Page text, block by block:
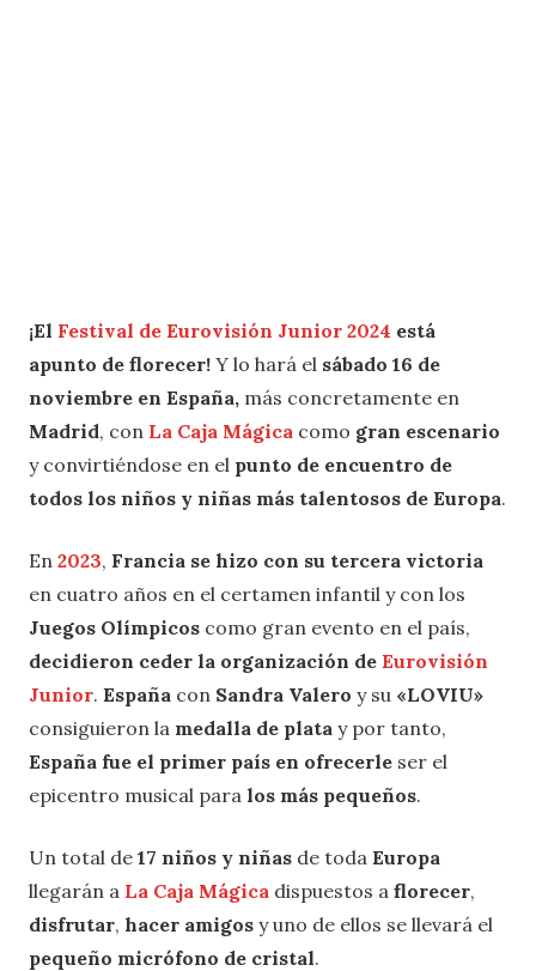
¡El Festival de Eurovisión Junior 2024 está
apunto de florecer! Y lo hará el sábado 16 de
noviembre en España, más concretamente en
Madrid, con La Caja Mágica como gran escenario
y convirtiéndose en el punto de encuentro de
todos los niños y niñas más talentosos de Europa.
En 2023, Francia se hizo con su tercera victoria
en cuatro años en el certamen infantil y con los
Juegos Olímpicos como gran evento en el país,
decidieron ceder la organización de Eurovisión
Junior. España con Sandra Valero y su «LOVIU»
consiguieron la medalla de plata y por tanto,
España fue el primer país en ofrecerle ser el
epicentro musical para los más pequeños.
Un total de 17 niños y niñas de toda Europa
llegarán a La Caja Mágica dispuestos a florecer,
disfrutar, hacer amigos y uno de ellos se llevará el
pequeño micrófono de cristal.